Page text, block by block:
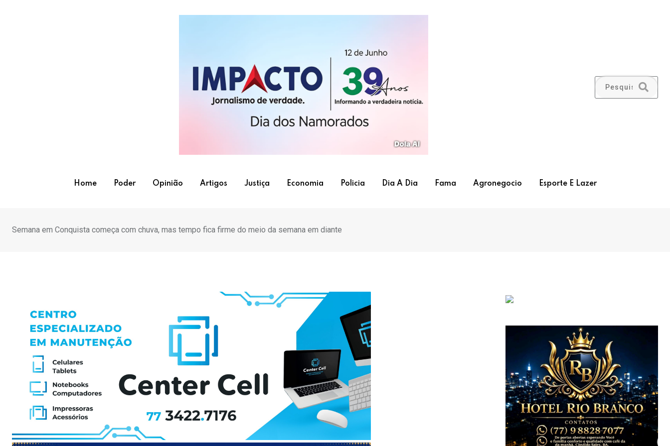
Home Poder Opinião Artigos Justiça Economia Policia Dia A Dia Fama Agronegocio Esporte E Lazer
Semana em Conquista começa com chuva, mas tempo fica firme do meio da semana em diante